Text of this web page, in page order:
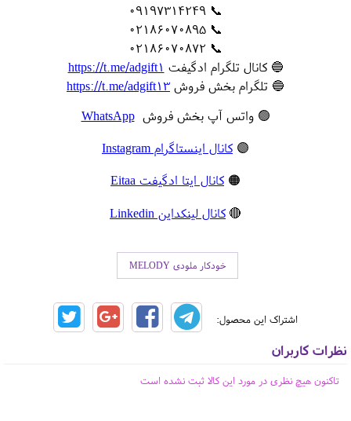
📞 09197314249
📞 02186070895
📞 02186070872
🔵 کانال تلگرام ادگیفت https://t.me/adgift1
🔵 تلگرام بخش فروش https://t.me/adgift13
🟢 واتس آپ بخش فروشWhatsApp
🟣 کانال اینستاگرام Instagram
🟠 کانال ایتا ادگیفت Eitaa
🔴 کانال لینکداین Linkedin
خودکار ملودی MELODY
اشتراک این محصول:
نظرات کاربران
تاکنون هیچ نظری در مورد این کالا ثبت نشده است